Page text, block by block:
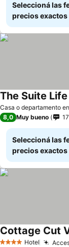
Seleccioná las
precios exactos
Casa o departamento
The Suite Life
8,0 Muy bueno 17
Seleccioná las
precios exactos
4 EstrellasHotel
Cottage Cut